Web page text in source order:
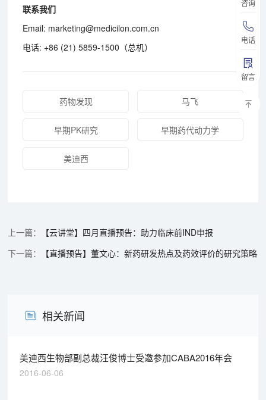
咨询
电话
留言
联系我们
Email: marketing@medicilon.com.cn
电话: +86 (21) 5859-1500（总机）
药物发现 马飞
早期PK研究 早期药代动力学
美迪西
【云讲堂】四月直播预告：助力临床前IND申报
【直播预告】董文心：新药研发热点及药效评价的研究策略
相关新闻
美迪西生物部副总裁汪俊博士受邀参加CABA2016年会
2016-06-06